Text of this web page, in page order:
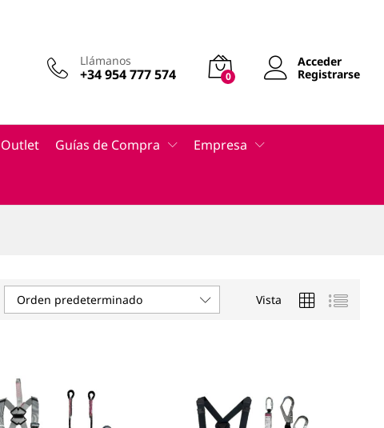
Llámanos
+34 954 777 574 0
Acceder
Registrarse
Outlet Guías de Compra Empresa
Vista
Orden predeterminado